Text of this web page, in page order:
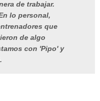
de trabajar.
lo personal,
que
de algo
con 'Pipo' y